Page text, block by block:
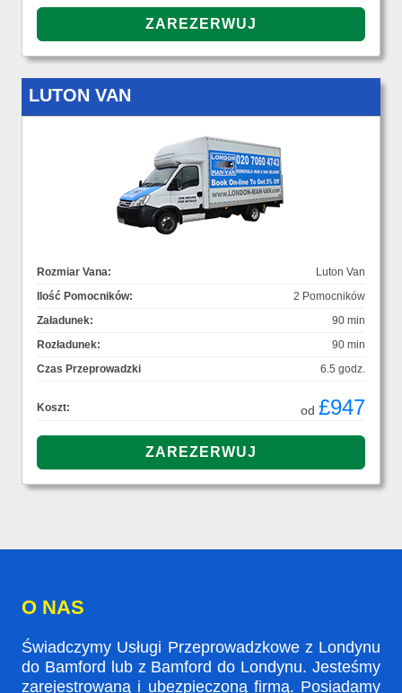
LUTON VAN
Rozmiar Vana:
Luton Van
Ilość Pomocników:
2 Pomocników
Załadunek:
90 min
Rozładunek:
90 min
Czas Przeprowadzki
6.5 godz.
Koszt: od £947
O NAS
Świadczymy Usługi Przeprowadzkowe z Londynu
do Bamford lub z Bamford do Londynu. Jesteśmy
zarejestrowaną i ubezpieczoną firmą. Posiadamy